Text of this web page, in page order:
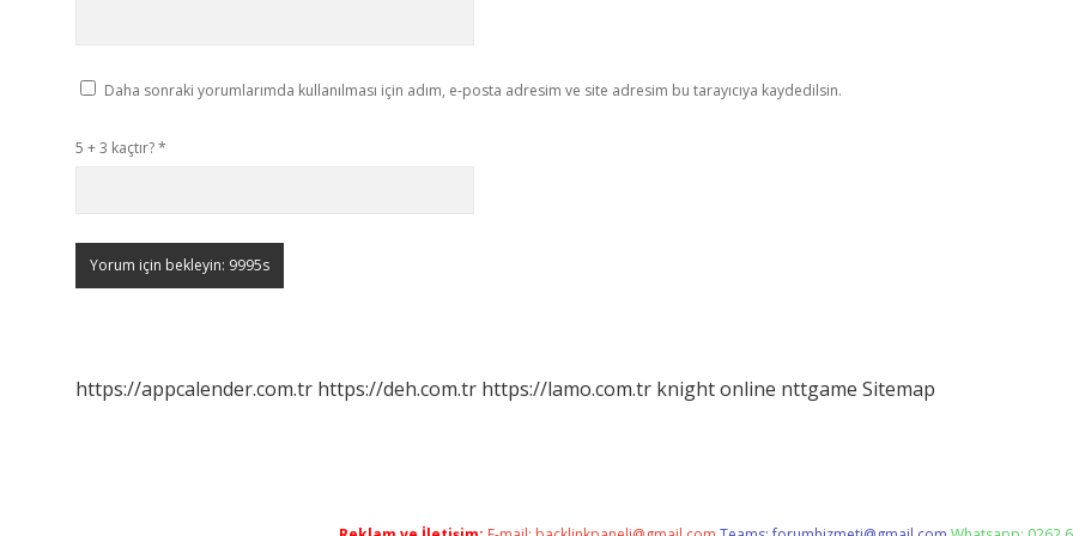
Daha sonraki yorumlarımda kullanılması için adım, e-posta adresim ve site adresim bu tarayıcıya kaydedilsin.
5 + 3 kaçtır?*
https://appcalender.com.tr https://deh.com.tr https://lamo.com.tr knight online nttgame Sitemap